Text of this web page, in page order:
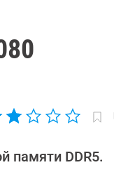
памяти DDR5.